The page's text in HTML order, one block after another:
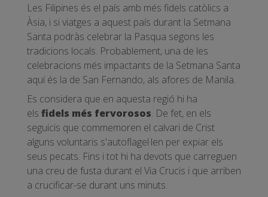
Les Filipines és el país amb més fidels catòlics a
Àsia, i si viatges a aquest país durant la Setmana
Santa podràs celebrar la Pasqua segons les
tradicions locals. Probablement, una de les
celebracions més impactants de la Setmana Santa
aquí és la de San Fernando, als afores de Manila.
Es considera que en aquesta regió hi ha
els fidels més fervorosos. De fet, en els
seguicis que commemoren el calvari de Crist
alguns voluntaris s'autoflagel·len per expiar els
seus pecats. Fins i tot hi ha devots que carreguen
una creu de fusta durant el Via Crucis i que arriben
a crucificar-se durant uns minuts.